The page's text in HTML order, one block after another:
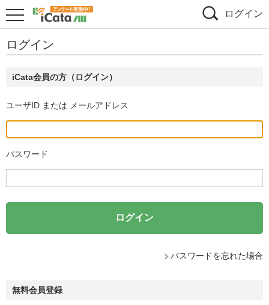
ログイン
ログイン
iCata会員の方（ログイン）
ユーザID または メールアドレス
パスワード
パスワードを忘れた場合
無料会員登録